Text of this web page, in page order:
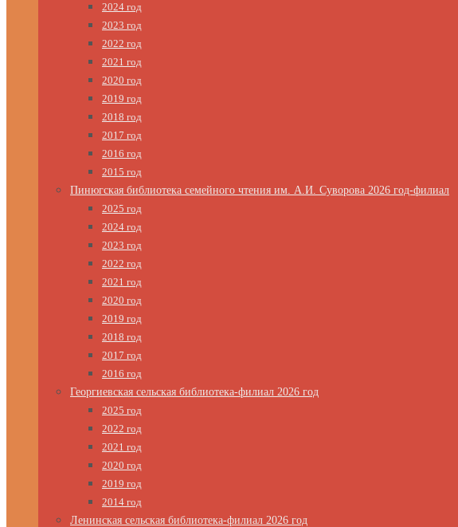
2024 год
2023 год
2022 год
2021 год
2020 год
2019 год
2018 год
2017 год
2016 год
2015 год
Пинюгская библиотека семейного чтения им. А.И. Суворова 2026 год-филиал
2025 год
2024 год
2023 год
2022 год
2021 год
2020 год
2019 год
2018 год
2017 год
2016 год
Георгиевская сельская библиотека-филиал 2026 год
2025 год
2022 год
2021 год
2020 год
2019 год
2014 год
Ленинская сельская библиотека-филиал 2026 год